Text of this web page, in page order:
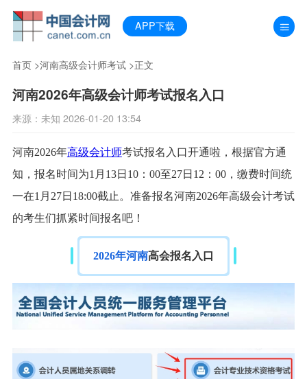
APP下载
首页>河南高级会计师考试>正文
河南2026年高级会计师考试报名入口
来源：未知 2026-01-20 13:54
河南2026年高级会计师考试报名入口开通啦，根据官方通
知，报名时间为1月13日10：00至27日12：00，缴费时间统
一在1月27日18:00截止。准备报名河南2026年高级会计考试
的考生们抓紧时间报名吧！
2026年河南高会报名入口